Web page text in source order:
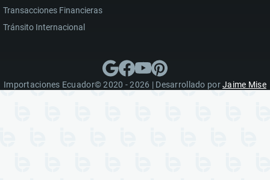
Transacciones Financieras
Tránsito Internacional
Importaciones Ecuador© 2020 - 2026 | Desarrollado porJaime Mise